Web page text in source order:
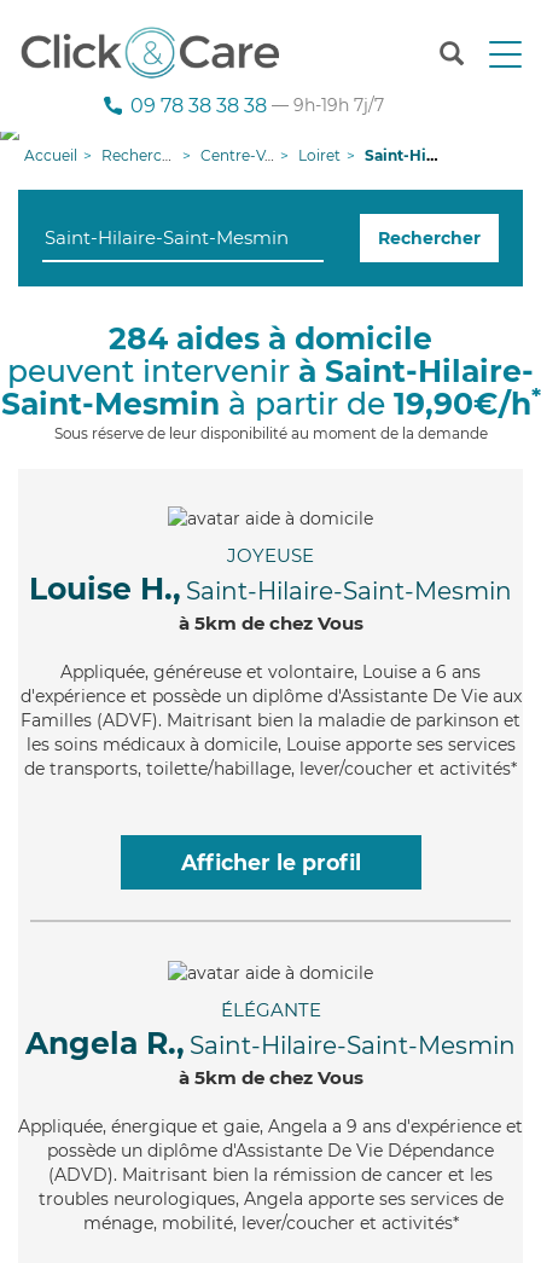
T
n
g
i
o
n
09 78 38 38 38 — 9h-19h 7j/7
Accueil Recherche aide à domicile Centre-Val de Loire Loiret Saint-Hilaire-Saint-Mesmin
Rechercher
284 aides à domicile
peuvent intervenir à Saint-Hilaire-
Saint-Mesmin à partir de 19,90€/h*
Sous réserve de leur disponibilité au moment de la demande
JOYEUSE
Louise H., Saint-Hilaire-Saint-Mesmin
à 5km de chez Vous
Appliquée, généreuse et volontaire, Louise a 6 ans
d'expérience et possède un diplôme d'Assistante De Vie aux
Familles (ADVF). Maitrisant bien la maladie de parkinson et
les soins médicaux à domicile, Louise apporte ses services
de transports, toilette/habillage, lever/coucher et activités*
Afficher le profil
ÉLÉGANTE
Angela R., Saint-Hilaire-Saint-Mesmin
à 5km de chez Vous
Appliquée, énergique et gaie, Angela a 9 ans d'expérience et
possède un diplôme d'Assistante De Vie Dépendance
(ADVD). Maitrisant bien la rémission de cancer et les
troubles neurologiques, Angela apporte ses services de
ménage, mobilité, lever/coucher et activités*